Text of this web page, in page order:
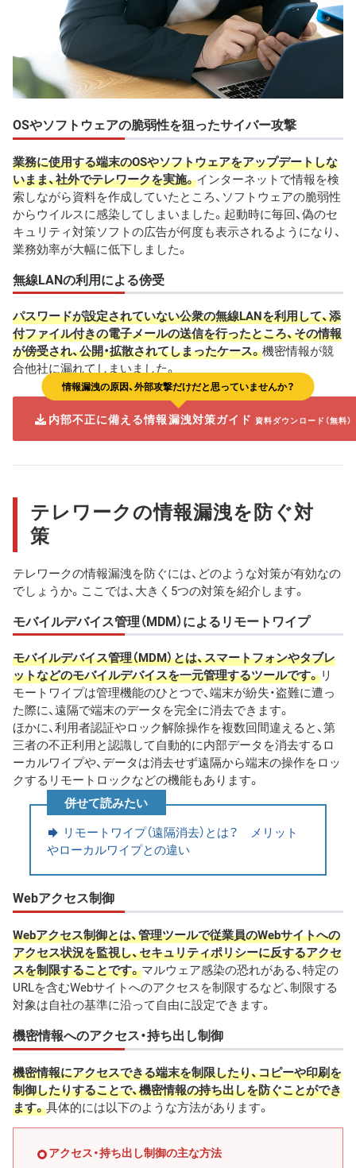
OSやソフトウェアの脆弱性を狙ったサイバー攻撃
業務に使用する端末のOSやソフトウェアをアップデートしな
いまま、社外でテレワークを実施。インターネットで情報を検
索しながら資料を作成していたところ、ソフトウェアの脆弱性
からウイルスに感染してしまいました。起動時に毎回、偽のセ
キュリティ対策ソフトの広告が何度も表示されるようになり、
業務効率が大幅に低下しました。
無線LANの利用による傍受
パスワードが設定されていない公衆の無線LANを利用して、添
付ファイル付きの電子メールの送信を行ったところ、その情報
が傍受され、公開・拡散されてしまったケース。機密情報が競
合他社に漏れてしまいました。
情報漏洩の原因、外部攻撃だけだと思っていませんか？
内部不正に備える情報漏洩対策ガイド 資料ダウンロード（無料）
テレワークの情報漏洩を防ぐ対
策
テレワークの情報漏洩を防ぐには、どのような対策が有効なの
でしょうか。ここでは、大きく5つの対策を紹介します。
モバイルデバイス管理（MDM）によるリモートワイプ
モバイルデバイス管理（MDM）とは、スマートフォンやタブレ
ットなどのモバイルデバイスを一元管理するツールです。リ
モートワイプは管理機能のひとつで、端末が紛失・盗難に遭っ
た際に、遠隔で端末のデータを完全に消去できます。
ほかに、利用者認証やロック解除操作を複数回間違えると、第
三者の不正利用と認識して自動的に内部データを消去するロ
ーカルワイプや、データは消去せず遠隔から端末の操作をロッ
クするリモートロックなどの機能もあります。
併せて読みたい
リモートワイプ（遠隔消去）とは？ メリット
やローカルワイプとの違い
Webアクセス制御
Webアクセス制御とは、管理ツールで従業員のWebサイトへの
アクセス状況を監視し、セキュリティポリシーに反するアクセ
スを制限することです。マルウェア感染の恐れがある、特定の
URLを含むWebサイトへのアクセスを制限するなど、制限する
対象は自社の基準に沿って自由に設定できます。
機密情報へのアクセス・持ち出し制御
機密情報にアクセスできる端末を制限したり、コピーや印刷を
制御したりすることで、機密情報の持ち出しを防ぐことができ
ます。具体的には以下のような方法があります。
アクセス・持ち出し制御の主な方法